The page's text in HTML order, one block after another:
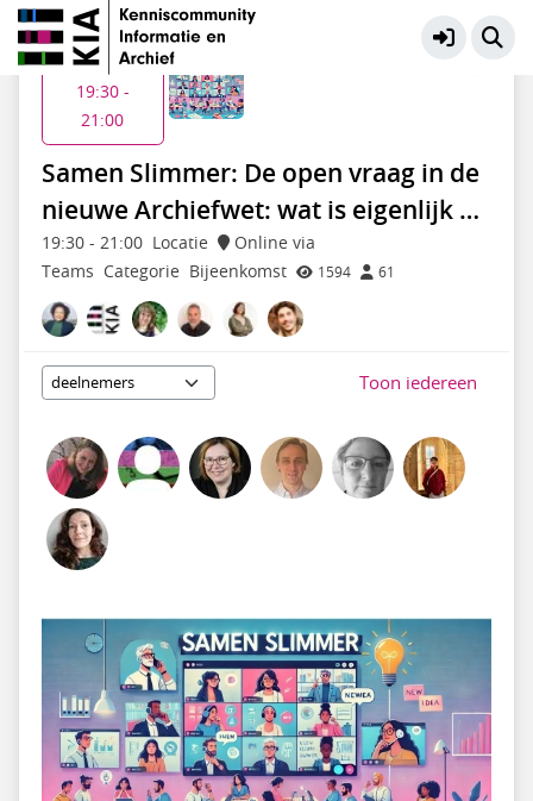
Samen Slimmer| casusbesprekingen Meer
Samen Slimmer: De open vraag in de
nieuwe Archiefwet: wat is eigenlijk …
19:30- 21:00 Locatie
Online via
Teams Categorie Bijeenkomst 1594 61
Di 7 jul
19:30 -
21:00
Toon iedereen